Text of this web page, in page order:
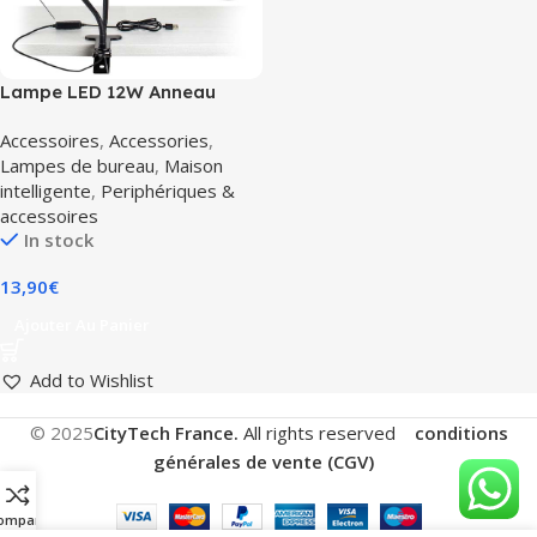
Lampe LED 12W Anneau
50cm et Télécommande
Accessoires, Accessories,
Lampes de bureau, Maison
intelligente, Periphériques &
accessoires
In stock
13,90€
Add to Wishlist
© 2025CityTech France. All rights reserved conditions
générales de vente (CGV)